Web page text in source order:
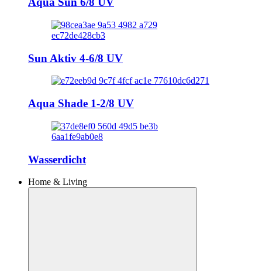
Sun Aktiv 4-6/8 UV
Aqua Shade 1-2/8 UV
Wasserdicht
Home & Living